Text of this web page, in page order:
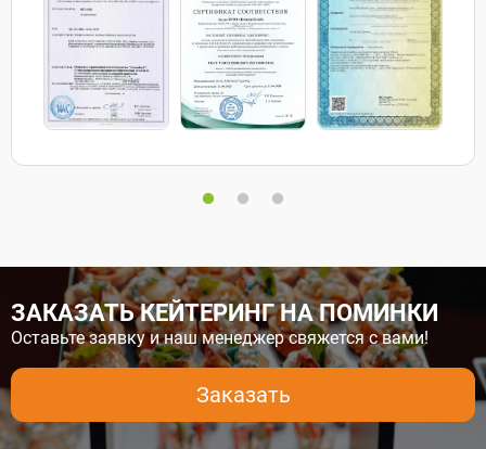
ЗАКАЗАТЬ КЕЙТЕРИНГ НА ПОМИНКИ
Оставьте заявку и наш менеджер свяжется с вами!
Заказать